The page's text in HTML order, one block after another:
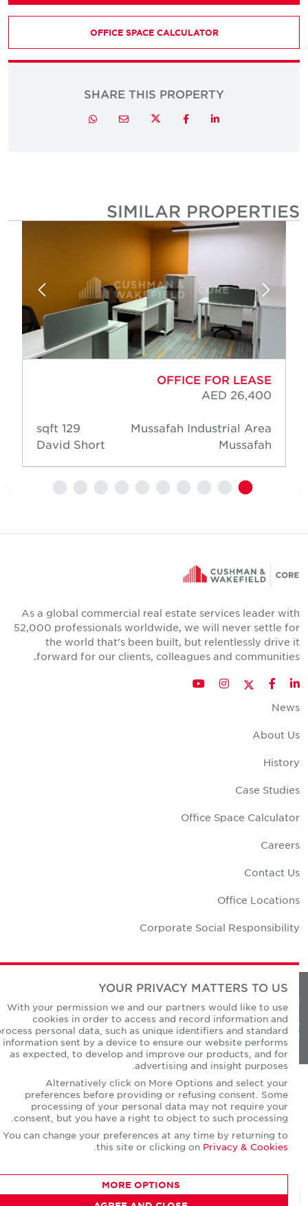
OFFICE SPACE CALCULATOR
SHARE THIS PROPERTY
LinkedIn
Facebook
Twitter
Email
Whatsapp
SIMILAR PROPERTIES
OFFICE FOR LEASE
AED 26,400
Mussafah Industrial Area
Mussafah
129 sqft
David Short
As a global commercial real estate services leader with
52,000 professionals worldwide, we will never settle for
the world that's been built, but relentlessly drive it
forward for our clients, colleagues and communities.
LinkedIn
Facebook
Twitter
Instagram
YouTube
News
About Us
History
Case Studies
Office Space Calculator
Careers
Contact Us
Office Locations
Corporate Social Responsibility
Privacy Policies
© Copyright Cushman & Wakefield Core 2026.
All Rights Reserved.
YOUR PRIVACY MATTERS TO US
With your permission we and our partners would like to use
cookies in order to access and record information and
process personal data, such as unique identifiers and standard
information sent by a device to ensure our website performs
as expected, to develop and improve our products, and for
advertising and insight purposes.
Alternatively click on More Options and select your
preferences before providing or refusing consent. Some
processing of your personal data may not require your
consent, but you have a right to object to such processing.
You can change your preferences at any time by returning to
this site or clicking onPrivacy & Cookies
.
MORE OPTIONS